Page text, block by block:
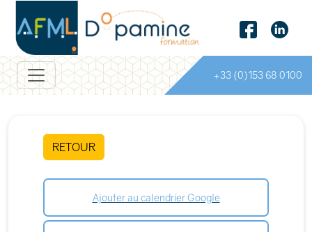
+33 (0)153 68 0100
RETOUR
Ajouter au calendrier Google